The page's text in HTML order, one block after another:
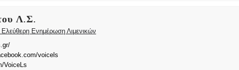
Λ.Σ.
Ενημέρωση Λιμενικών
voicels
VoiceLs